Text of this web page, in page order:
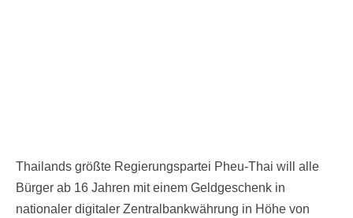
Thailands größte Regierungspartei Pheu-Thai will alle
Bürger ab 16 Jahren mit einem Geldgeschenk in
nationaler digitaler Zentralbankwährung in Höhe von